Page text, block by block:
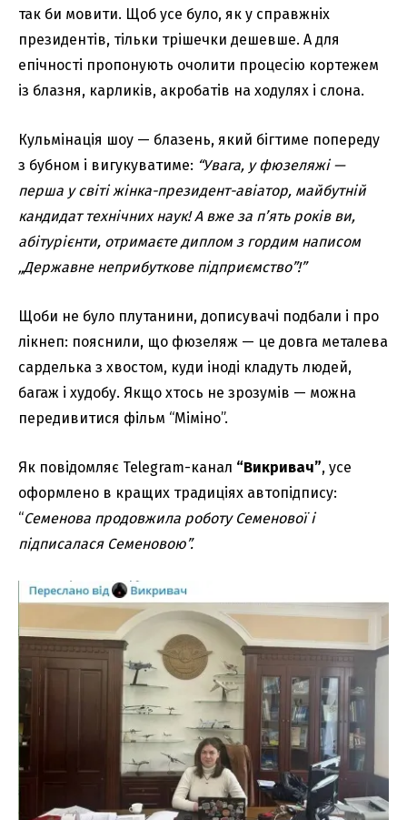
так би мовити. Щоб усе було, як у справжніх
президентів, тільки трішечки дешевше. А для
епічності пропонують очолити процесію кортежем
із блазня, карликів, акробатів на ходулях і слона.
Кульмінація шоу — блазень, який бігтиме попереду
з бубном і вигукуватиме: “Увага, у фюзеляжі —
перша у світі жінка-президент-авіатор, майбутній
кандидат технічних наук! А вже за п’ять років ви,
абітурієнти, отримаєте диплом з гордим написом
„Державне неприбуткове підприємство”!”
Щоби не було плутанини, дописувачі подбали і про
лікнеп: пояснили, що фюзеляж — це довга металева
сарделька з хвостом, куди іноді кладуть людей,
багаж і худобу. Якщо хтось не зрозумів — можна
передивитися фільм “Міміно”.
Як повідомляє Telegram-канал “Викривач”, усе
оформлено в кращих традиціях автопідпису:
“Семенова продовжила роботу Семенової і
підписалася Семеновою”.